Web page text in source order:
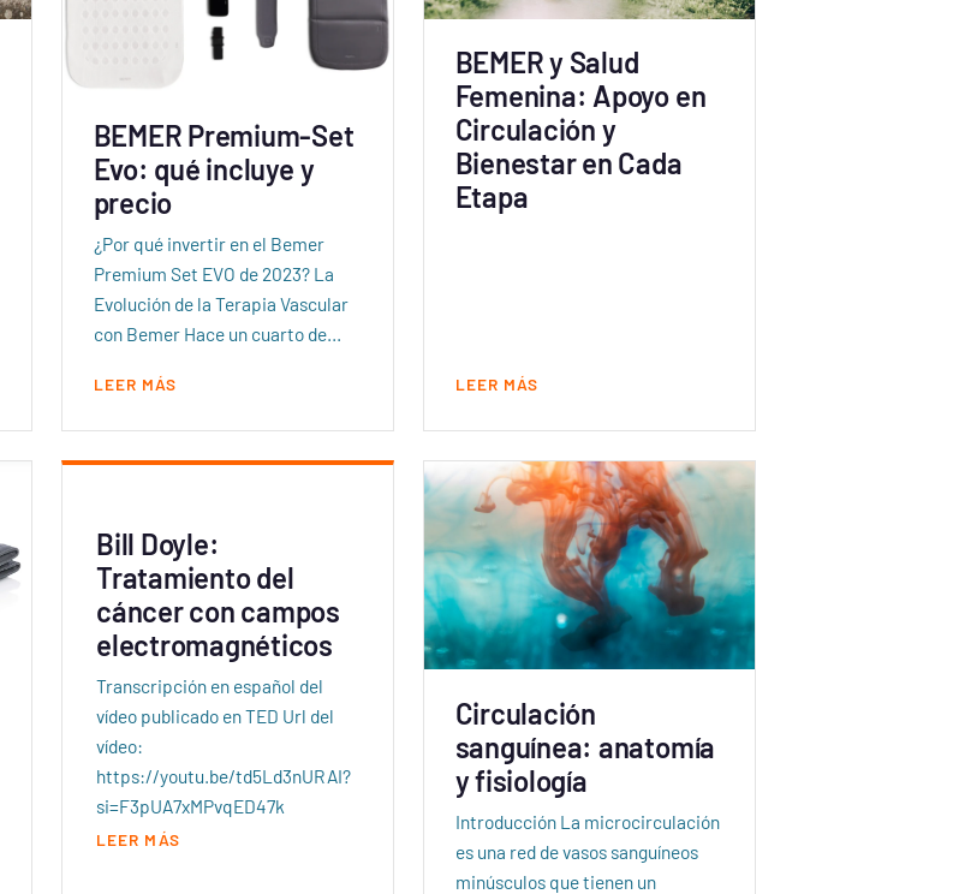
BEMER Premium-Set
Evo: qué incluye y
precio
¿Por qué invertir en el Bemer
Premium Set EVO de 2023? La
Evolución de la Terapia Vascular
con Bemer Hace un cuarto de…
LEER MÁS
BEMER y Salud
Femenina: Apoyo en
Circulación y
Bienestar en Cada
Etapa
LEER MÁS
Bill Doyle:
Tratamiento del
cáncer con campos
electromagnéticos
Transcripción en español del
vídeo publicado en TED Url del
vídeo:
https://youtu.be/td5Ld3nURAI?
si=F3pUA7xMPvqED47k
LEER MÁS
Circulación
sanguínea: anatomía
y fisiología
Introducción La microcirculación
es una red de vasos sanguíneos
minúsculos que tienen un